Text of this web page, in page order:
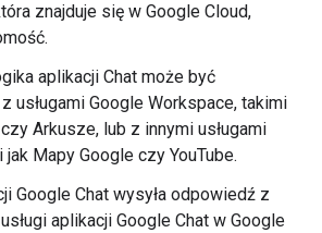
znajduje się w Google Cloud,
aplikacji Chat może być
usługami Google Workspace, takimi
Arkusze, lub z innymi usługami
jak Mapy Google czy YouTube.
Google Chat wysyła odpowiedź z
aplikacji Google Chat w Google